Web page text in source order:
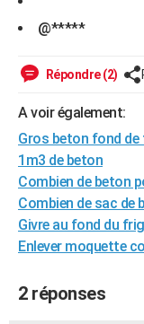
@*****
Répondre (2)
A voir également:
Gros beton fond de
1m3 de beton
Combien de beton
Combien de sac
Givre au fond du
Enlever moquette
2 réponses